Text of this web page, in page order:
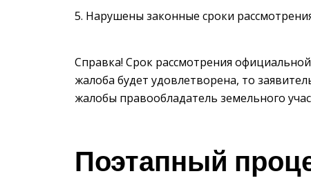
Нарушены законные сроки
Справка! Срок рассмотрения
жалоба будет удовлетворена, то
жалобы правообладатель земельного
Поэтапный